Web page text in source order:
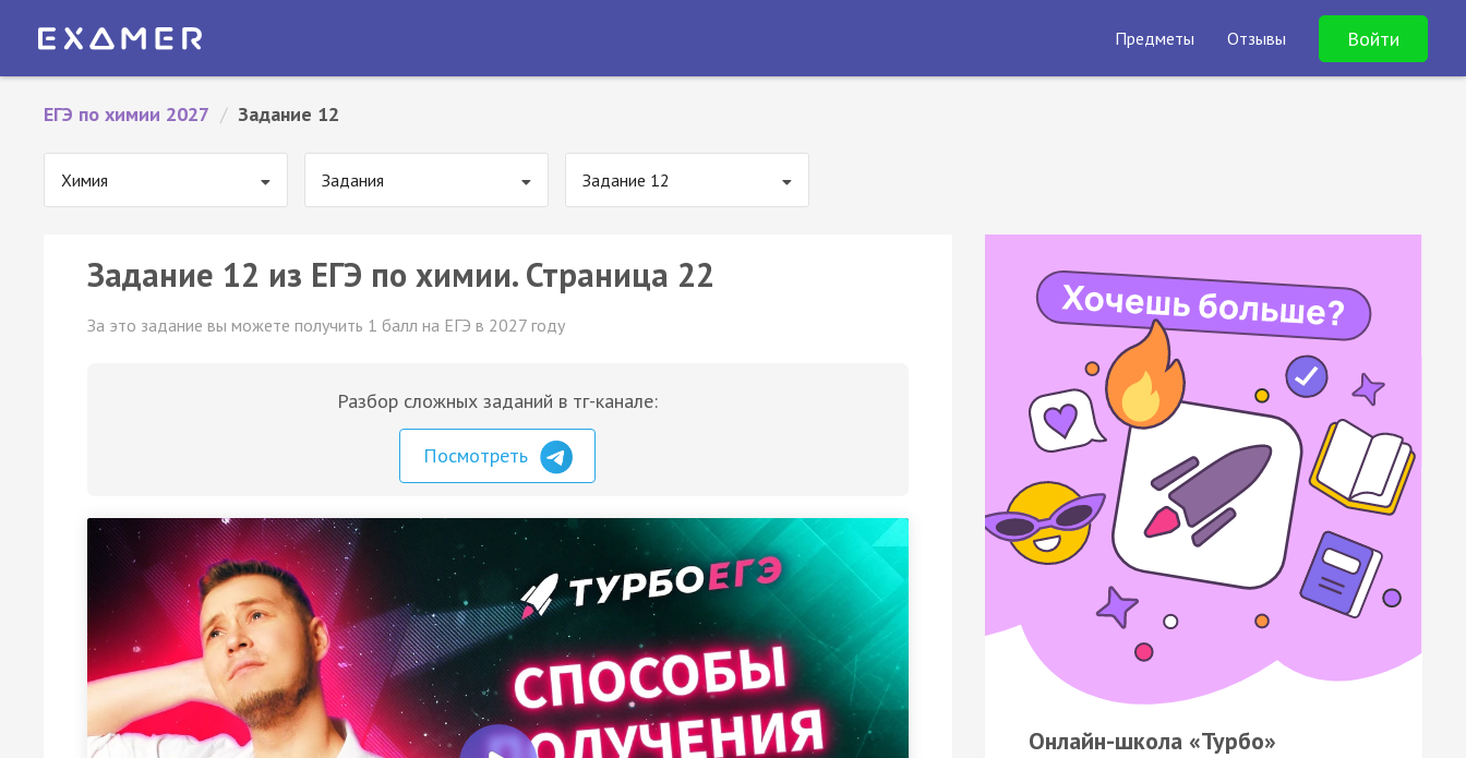
Предметы Отзывы Войти
ЕГЭ по химии 2027 / Задание 12
Химия Задания Задание 12
Задание 12 из ЕГЭ по химии. Страница 22
За это задание вы можете получить 1 балл на ЕГЭ в 2027 году
Разбор сложных заданий в тг-канале:
Посмотреть
Онлайн-школа «Турбо»